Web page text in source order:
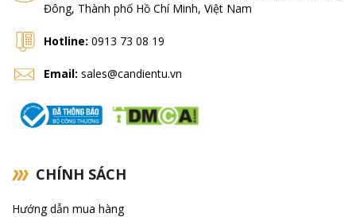
Ohaus
Đông, Thành phố Hồ Chí Minh, Việt Nam
Hotline: 0913 73 08 19
Email: sales@candientu.vn
CHÍNH SÁCH
Hướng dẫn mua hàng